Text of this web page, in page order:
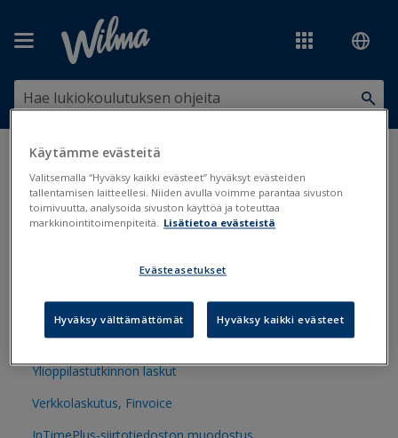
Olet tässä:Tilastot, tiedonsiirrot ja järjestelmäyhteydet
Laskutus
Yleisohje laskutukseen
Laskujen automaattinen numerointi
Maksuaikataulukon käyttö laskutuksessa
Ylioppilastutkinnon laskut
Verkkolaskutus, Finvoice
InTimePlus-siirtotiedoston muodostus
Käytämme evästeitä
Valitsemalla “Hyväksy kaikki evästeet” hyväksyt evästeiden
tallentamisen laitteellesi. Niiden avulla voimme parantaa sivuston
toimivuutta, analysoida sivuston käyttöä ja toteuttaa
markkinointitoimenpiteitä. Lisätietoa evästeistä
Evästeasetukset
Hyväksy välttämättömät Hyväksy kaikki evästeet